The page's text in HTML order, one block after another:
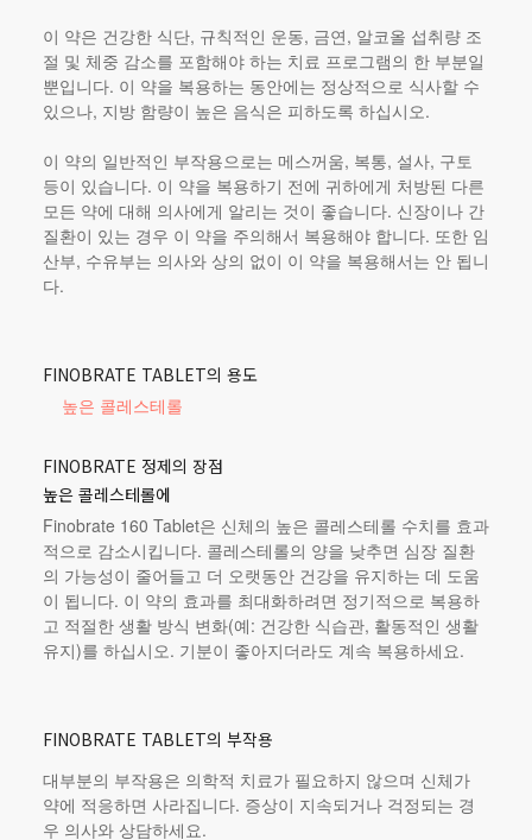
이 약은 건강한 식단, 규칙적인 운동, 금연, 알코올 섭취량 조
절 ​​및 체중 감소를 포함해야 하는 치료 프로그램의 한 부분일
뿐입니다. 이 약을 복용하는 동안에는 정상적으로 식사할 수
있으나, 지방 함량이 높은 음식은 피하도록 하십시오.
이 약의 일반적인 부작용으로는 메스꺼움, 복통, 설사, 구토
등이 있습니다. 이 약을 복용하기 전에 귀하에게 처방된 다른
모든 약에 대해 의사에게 알리는 것이 좋습니다. 신장이나 간
질환이 있는 경우 이 약을 주의해서 복용해야 합니다. 또한 임
산부, 수유부는 의사와 상의 없이 이 약을 복용해서는 안 됩니
다.
FINOBRATE TABLET의 용도
높은 콜레스테롤
FINOBRATE 정제의 장점
높은 콜레스테롤에
Finobrate 160 Tablet은 신체의 높은 콜레스테롤 수치를 효과
적으로 감소시킵니다. 콜레스테롤의 양을 낮추면 심장 질환
의 가능성이 줄어들고 더 오랫동안 건강을 유지하는 데 도움
이 됩니다. 이 약의 효과를 최대화하려면 정기적으로 복용하
고 적절한 생활 방식 변화(예: 건강한 식습관, 활동적인 생활
유지)를 하십시오. 기분이 좋아지더라도 계속 복용하세요.
FINOBRATE TABLET의 부작용
대부분의 부작용은 의학적 치료가 필요하지 않으며 신체가
약에 적응하면 사라집니다. 증상이 지속되거나 걱정되는 경
우 의사와 상담하세요.